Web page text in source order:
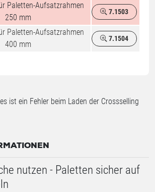
Paletten-Aufsatzrahmen
250 mm
7.1503
Paletten-Aufsatzrahmen
400 mm
7.1504
ist ein Fehler beim Laden der Crossselling
nutzen - Paletten sicher auf